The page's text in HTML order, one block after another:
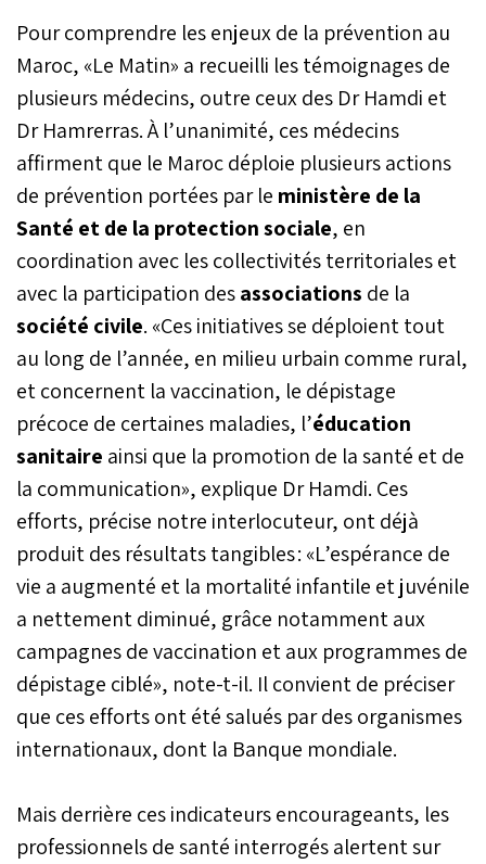
Pour comprendre les enjeux de la prévention au
Maroc, «Le Matin» a recueilli les témoignages de
plusieurs médecins, outre ceux des Dr Hamdi et
Dr Hamrerras. À l’unanimité, ces médecins
affirment que le Maroc déploie plusieurs actions
de prévention portées par le ministère de la
Santé et de la protection sociale, en
coordination avec les collectivités territoriales et
avec la participation desassociations de la
société civile. «Ces initiatives se déploient tout
au long de l’année, en milieu urbain comme rural,
et concernent la vaccination, le dépistage
précoce de certaines maladies, l’éducation
sanitaire ainsi que la promotion de la santé et de
la communication», explique Dr Hamdi. Ces
efforts, précise notre interlocuteur, ont déjà
produit des résultats tangibles : «L’espérance de
vie a augmenté et la mortalité infantile et juvénile
a nettement diminué, grâce notamment aux
campagnes de vaccination et aux programmes de
dépistage ciblé», note-t-il. Il convient de préciser
que ces efforts ont été salués par des organismes
internationaux, dont la Banque mondiale.
Mais derrière ces indicateurs encourageants, les
professionnels de santé interrogés alertent sur